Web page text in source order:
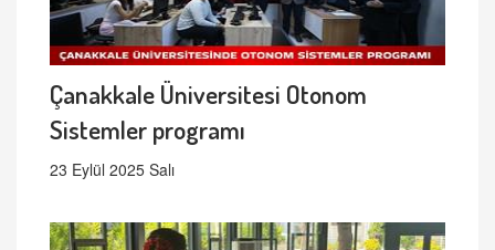
Çanakkale Üniversitesi Otonom
Sistemler programı
23 Eylül 2025 Salı